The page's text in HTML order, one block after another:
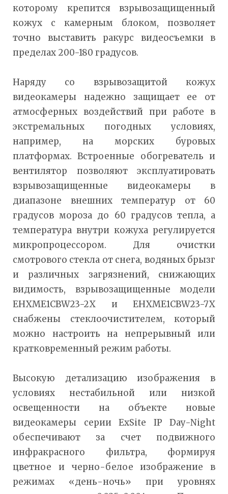
которому крепится взрывозащищенный
кожух с камерным блоком, позволяет
точно выставить ракурс видеосъемки в
пределах 200-180 градусов.
Наряду со взрывозащитой кожух
видеокамеры надежно защищает ее от
атмосферных воздействий при работе в
экстремальных погодных условиях,
например, на морских буровых
платформах. Встроенные обогреватель и
вентилятор позволяют эксплуатировать
взрывозащищенные видеокамеры в
диапазоне внешних температур от 60
градусов мороза до 60 градусов тепла, а
температура внутри кожуха регулируется
микропроцессором. Для очистки
смотрового стекла от снега, водяных брызг
и различных загрязнений, снижающих
видимость, взрывозащищенные модели
EHXME1CBW23-2X и EHXME1CBW23-7X
снабжены стеклоочистителем, который
можно настроить на непрерывный или
кратковременный режим работы.
Высокую детализацию изображения в
условиях нестабильной или низкой
освещенности на объекте новые
видеокамеры серии ExSite IP Day-Night
обеспечивают за счет подвижного
инфракрасного фильтра, формируя
цветное и черно-белое изображение в
режимах «день-ночь» при уровнях